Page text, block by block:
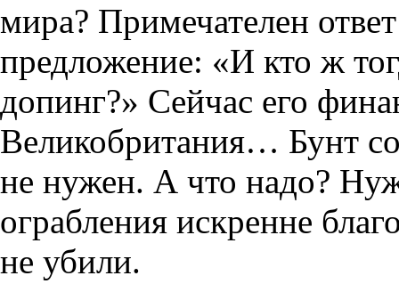
мира? Примечателен
предложение: «И кто ж
допинг?» Сейчас его
Великобритания… Бунт
не нужен. А что надо?
ограбления искренне
не убили.